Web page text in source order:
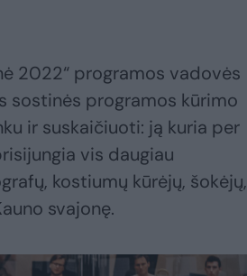
2022“ programos vadovės
sostinės programos kūrimo
ir suskaičiuoti: ją kuria per
vis daugiau
kostiumų kūrėjų, šokėjų,
svajonę.